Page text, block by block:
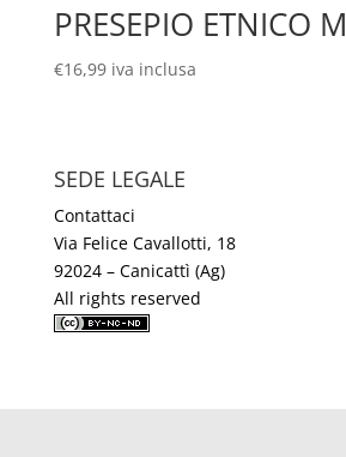
PRESEPIO ETNICO
€16,99 iva inclusa
SEDE LEGALE
Contattaci
Via Felice Cavallotti, 18
92024 – Canicattì (Ag)
All rights reserved